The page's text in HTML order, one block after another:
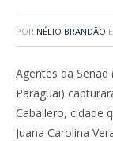
POR NÉLIO BRANDÃO
Agentes da
Paraguai)
Caballero, cidade
Juana Carolina